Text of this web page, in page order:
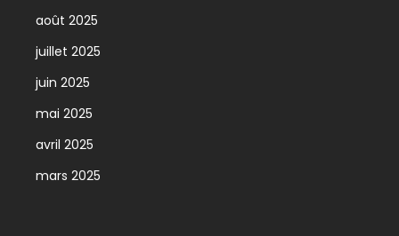
août 2025
juillet 2025
juin 2025
mai 2025
avril 2025
mars 2025